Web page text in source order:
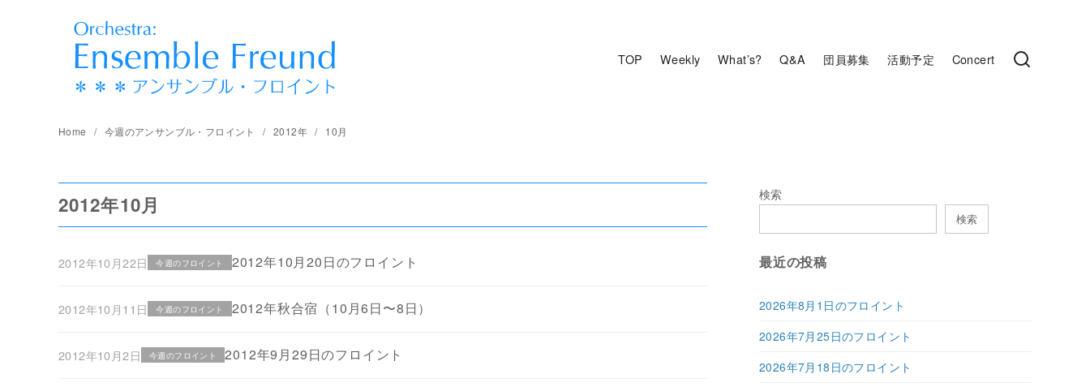
TOP Weekly What’s? Q&A 団員募集 活動予定 Concert
Home 今週のアンサンブル・フロイント 2012年 10月
2012年10月
2012年10月22日 今週のフロイント 2012年10月20日のフロイント
2012年10月11日 今週のフロイント 2012年秋合宿（10月6日〜8日）
2012年10月2日 今週のフロイント 2012年9月29日のフロイント
検索
検索
最近の投稿
2026年8月1日のフロイント
2026年7月25日のフロイント
2026年7月18日のフロイント